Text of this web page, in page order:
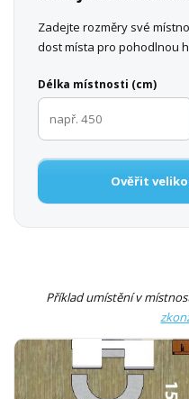
Zadejte rozměry své
dost místa pro pohodlnou
Délka místnosti (cm)
Ověřit
Příklad umístění v